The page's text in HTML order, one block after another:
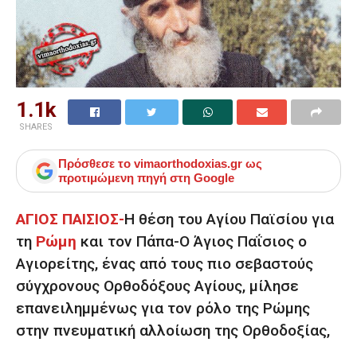
1.1k
SHARES
Πρόσθεσε το vimaorthodoxias.gr ως
προτιμώμενη πηγή στη Google
ΑΓΙΟΣ ΠΑΙΣΙΟΣ-Η θέση του Αγίου Παϊσίου για
τη Ρώμη και τον Πάπα-Ο Άγιος Παΐσιος ο
Αγιορείτης, ένας από τους πιο σεβαστούς
σύγχρονους Ορθοδόξους Αγίους, μίλησε
επανειλημμένως για τον ρόλο της Ρώμης
στην πνευματική αλλοίωση της Ορθοδοξίας,